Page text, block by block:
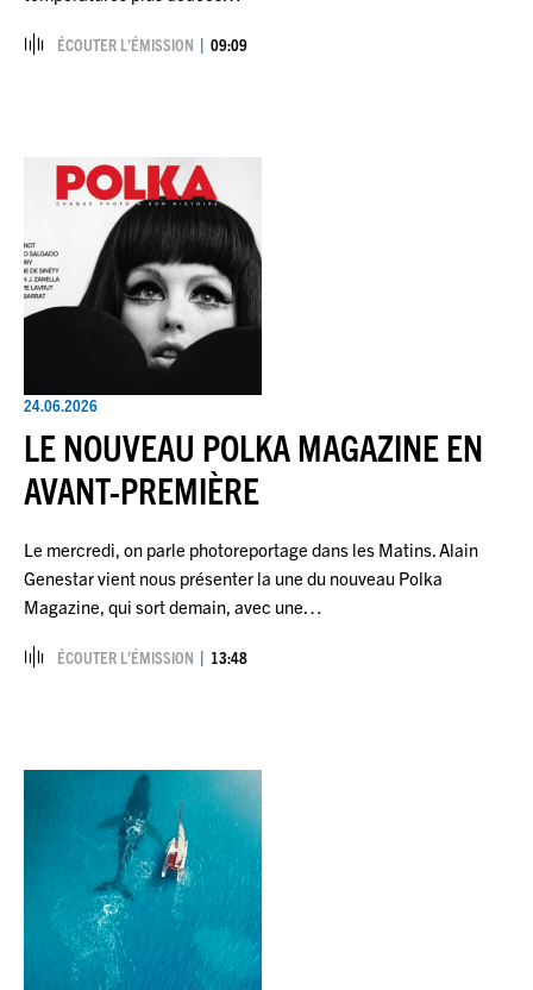
ÉCOUTER L’ÉMISSION 09:09
24.06.2026
LE NOUVEAU POLKA MAGAZINE EN
AVANT-PREMIÈRE
Le mercredi, on parle photoreportage dans les Matins. Alain
Genestar vient nous présenter la une du nouveau Polka
Magazine, qui sort demain, avec une…
ÉCOUTER L’ÉMISSION 13:48